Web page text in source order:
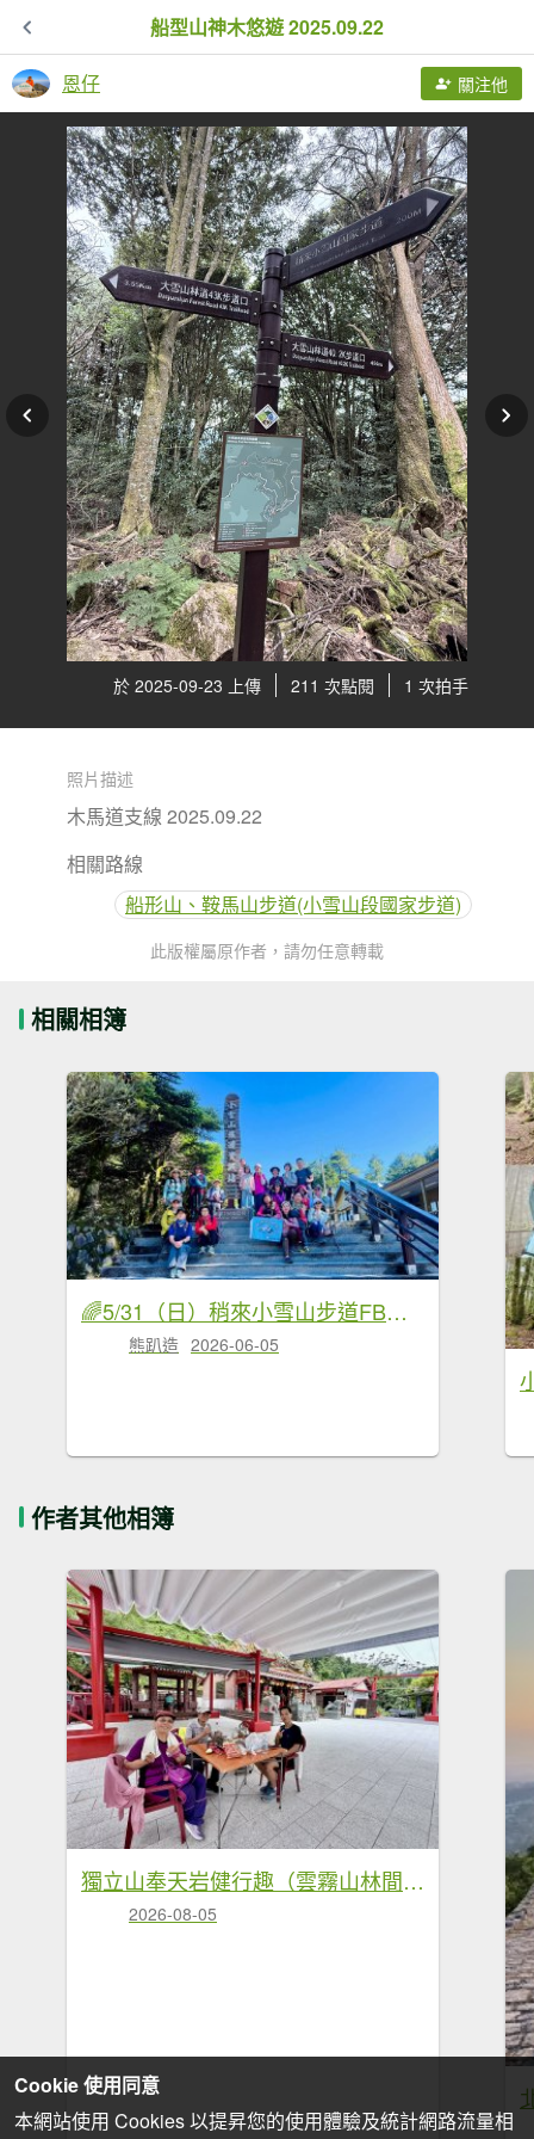
船型山神木悠遊 2025.09.22
恩仔 關注他
於 2025-09-23 上傳 211 次點閱 1 次拍手
照片描述
木馬道支線 2025.09.22
相關路線
船形山、鞍馬山步道(小雪山段國家步道)
此版權屬原作者，請勿任意轉載
相關相簿
🌈5/31（日）稍來小雪山步道FB：熊熊趴爬走(富裕登山社)🌈
熊趴造 2026-06-05
作者其他相簿
獨立山奉天岩健行趣（雲霧山林間的悠閒時光） 2026.7.30
2026-08-05
Cookie 使用同意
本網站使用 Cookies 以提昇您的使用體驗及統計網路流量相